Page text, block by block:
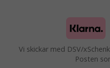
Vi skickar med DSV/
Posten